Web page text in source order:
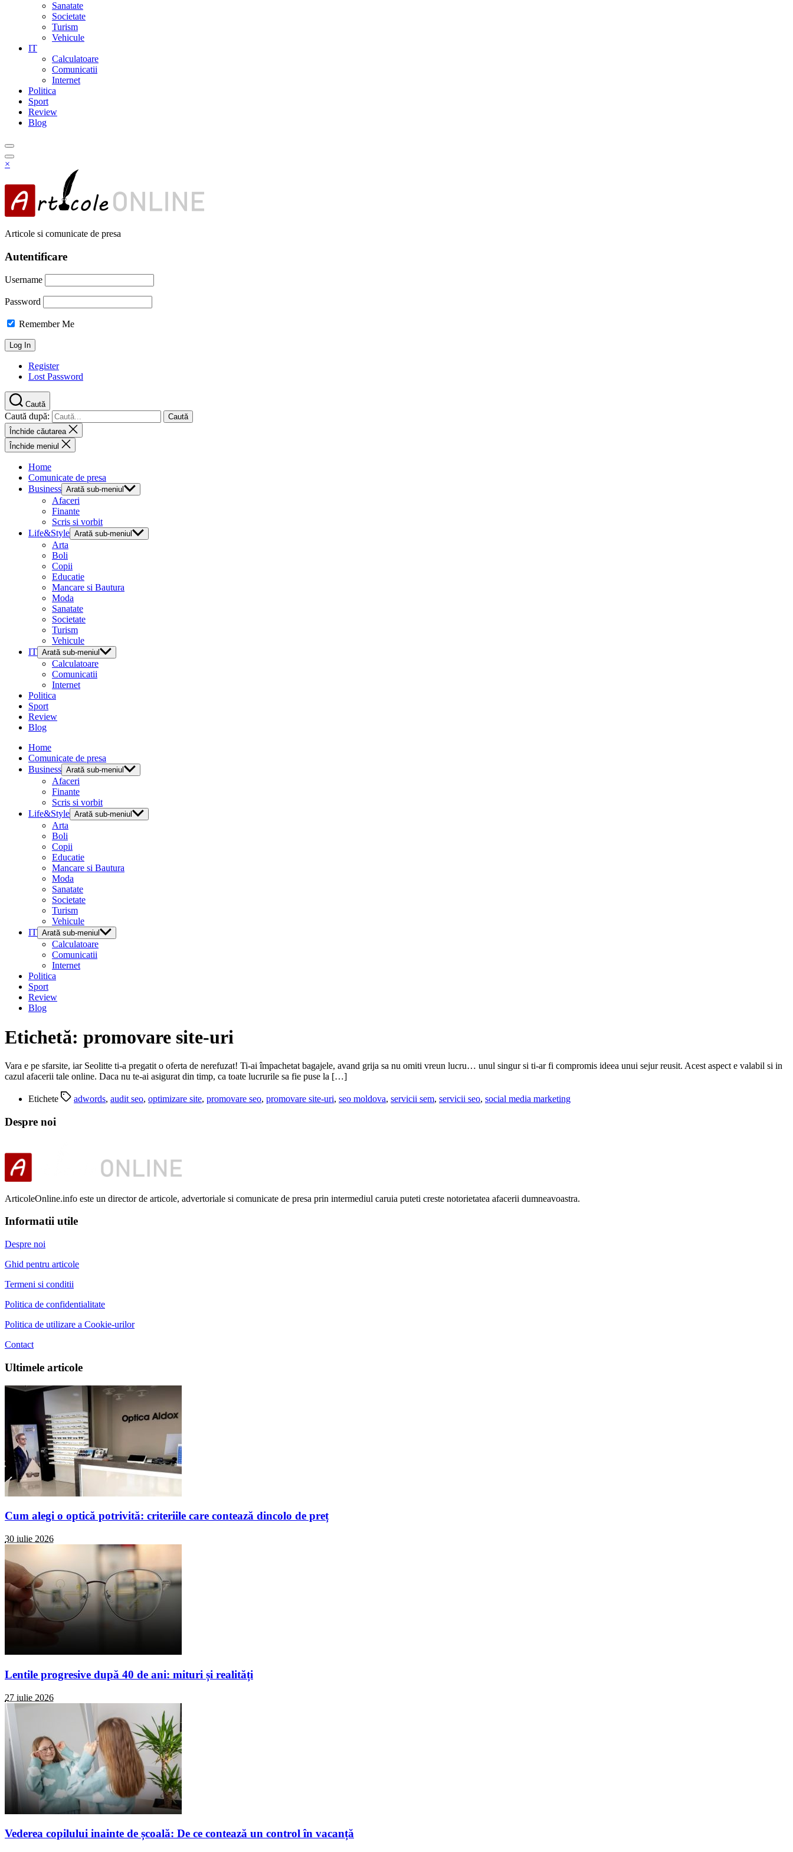
Sanatate
Societate
Turism
Vehicule
IT
Calculatoare
Comunicatii
Internet
Politica
Sport
Review
Blog
×
Articole si comunicate de presa
Autentificare
Username
Password
Remember Me
Register
Lost Password
Caută
Caută după:
Închide căutarea
Închide meniul
Home
Comunicate de presa
Business Arată sub-meniul
Afaceri
Finante
Scris si vorbit
Life&Style Arată sub-meniul
Arta
Boli
Copii
Educatie
Mancare si Bautura
Moda
Sanatate
Societate
Turism
Vehicule
IT Arată sub-meniul
Calculatoare
Comunicatii
Internet
Politica
Sport
Review
Blog
Home
Comunicate de presa
Business Arată sub-meniul
Afaceri
Finante
Scris si vorbit
Life&Style Arată sub-meniul
Arta
Boli
Copii
Educatie
Mancare si Bautura
Moda
Sanatate
Societate
Turism
Vehicule
IT Arată sub-meniul
Calculatoare
Comunicatii
Internet
Politica
Sport
Review
Blog
Etichetă: promovare site-uri
Vara e pe sfarsite, iar Seolitte ti-a pregatit o oferta de nerefuzat! Ti-ai împachetat bagajele, avand grija sa nu omiti vreun lucru… unul singur si ti-ar fi compromis ideea unui sejur reusit. Acest aspect e valabil si in
cazul afacerii tale online. Daca nu te-ai asigurat din timp, ca toate lucrurile sa fie puse la […]
Etichete adwords, audit seo, optimizare site, promovare seo, promovare site-uri, seo moldova, servicii sem, servicii seo, social media marketing
Despre noi
ArticoleOnline.info este un director de articole, advertoriale si comunicate de presa prin intermediul caruia puteti creste notorietatea afacerii dumneavoastra.
Informatii utile
Despre noi
Ghid pentru articole
Termeni si conditii
Politica de confidentialitate
Politica de utilizare a Cookie-urilor
Contact
Ultimele articole
Cum alegi o optică potrivită: criteriile care contează dincolo de preț
30 iulie 2026
Lentile progresive după 40 de ani: mituri și realități
27 iulie 2026
Vederea copilului inainte de școală: De ce contează un control în vacanță